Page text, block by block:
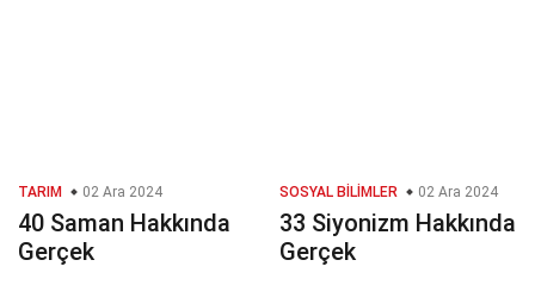
TARIM 02 Ara 2024
40 Saman Hakkında
Gerçek
SOSYAL BILIMLER 02 Ara 2024
33 Siyonizm Hakkında
Gerçek